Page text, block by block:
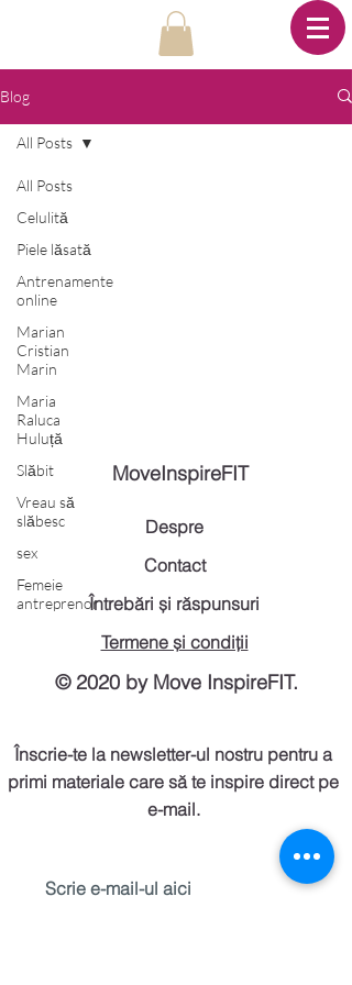
Blog
All Posts
Celulită
Piele lăsată
Antrenamente
online
Marian
Cristian
Marin
Maria
Raluca
Huluță
Slăbit
Vreau să
slăbesc
sex
Femeie
antreprenor
All Posts
MoveInspireFIT
Despre
Contact
Întrebări și răspunsuri
Termene și condiții
© 2020 by Move InspireFIT.
Înscrie-te la newsletter-ul nostru pentru a
primi materiale care să te inspire direct pe
e-mail.